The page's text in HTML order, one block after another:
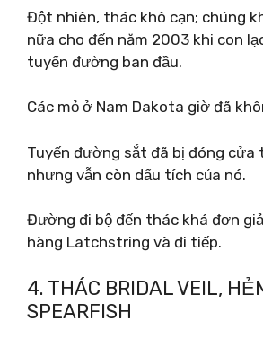
Đột nhiên, thác khô cạn; chúng
nữa cho đến năm 2003 khi con
tuyến đường ban đầu.
Các mỏ ở Nam Dakota giờ đã
Tuyến đường sắt đã bị đóng cửa
nhưng vẫn còn dấu tích của nó.
Đường đi bộ đến thác khá đơn
hàng Latchstring và đi tiếp.
4. THÁC BRIDAL VEIL,
SPEARFISH